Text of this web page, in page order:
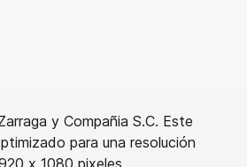
y Compañia S.C. Este
para una resolución